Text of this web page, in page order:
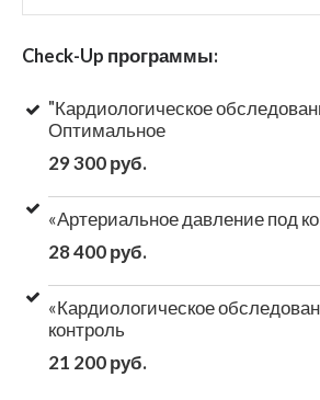
Check-Up программы:
"Кардиологическое
Оптимальное
29 300 руб.
«Артериальное давление под
28 400 руб.
«Кардиологическое
контроль
21 200 руб.